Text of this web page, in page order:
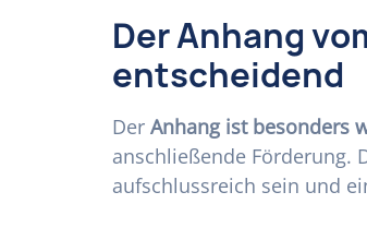
Der Anhang
entscheidend
Der Anhang ist besonders
anschließende Förderung.
aufschlussreich sein und